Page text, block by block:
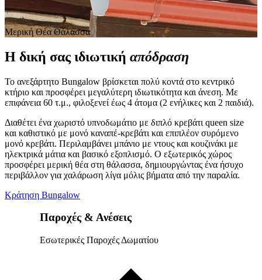
Μερική Θέα Θάλασσα
Η δική σας ιδιωτική απόδραση
Το ανεξάρτητο Bungalow βρίσκεται πολύ κοντά στο κεντρικό
κτήριο και προσφέρει μεγαλύτερη ιδιωτικότητα και άνεση. Με
επιφάνεια 60 τ.μ., φιλοξενεί έως 4 άτομα (2 ενήλικες και 2 παιδιά).
Διαθέτει ένα χωριστό υπνοδωμάτιο με διπλό κρεβάτι queen size
και καθιστικό με μονό καναπέ-κρεβάτι και επιπλέον συρόμενο
μονό κρεβάτι. Περιλαμβάνει μπάνιο με ντους και κουζινάκι με
ηλεκτρικά μάτια και βασικό εξοπλισμό. Ο εξωτερικός χώρος
προσφέρει μερική θέα στη θάλασσα, δημιουργώντας ένα ήσυχο
περιβάλλον για χαλάρωση λίγα μόλις βήματα από την παραλία.
Κράτηση Bungalow
Παροχές & Ανέσεις
Εσωτερικές Παροχές Δωματίου